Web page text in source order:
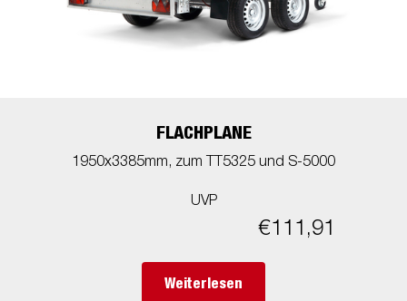
FLACHPLANE
1950x3385mm, zum TT5325 und S-5000
UVP
€111,91
Weiterlesen